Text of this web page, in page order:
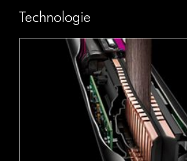
Technologie